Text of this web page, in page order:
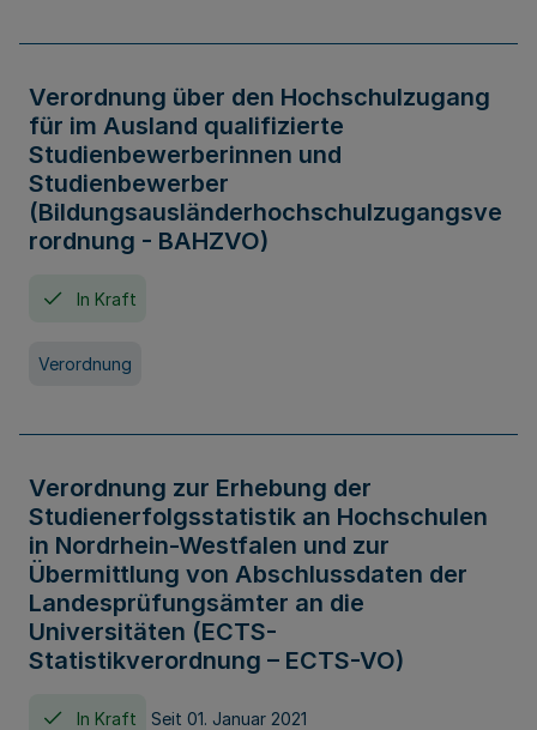
Verordnung über den Hochschulzugang
für im Ausland qualifizierte
Studienbewerberinnen und
Studienbewerber
(Bildungsausländerhochschulzugangsve
rordnung - BAHZVO)
In Kraft
Verordnung
Verordnung zur Erhebung der
Studienerfolgsstatistik an Hochschulen
in Nordrhein-Westfalen und zur
Übermittlung von Abschlussdaten der
Landesprüfungsämter an die
Universitäten (ECTS-
Statistikverordnung – ECTS-VO)
In Kraft Seit 01. Januar 2021